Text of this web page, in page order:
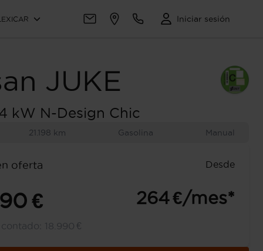
Iniciar sesión
JUKE
kW N-Design Chic
21.198 km Gasolina Manual
oferta
Desde
€ 264 €/mes*
18.990 €